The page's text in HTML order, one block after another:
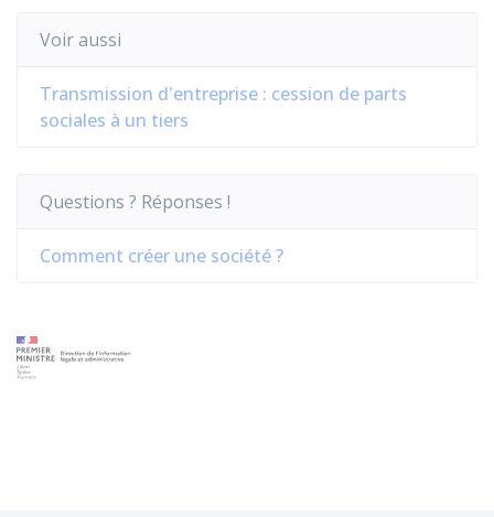
Voir aussi
Transmission d'entreprise : cession de parts
sociales à un tiers
Questions ? Réponses !
Comment créer une société ?